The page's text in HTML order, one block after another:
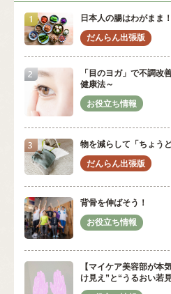
日本人の腸はわがまま
「目のヨガ」で不調改
健康法～
物を減らして「ちょう
背骨を伸ばそう！
【マイケア美容部が本
け見え”と“うるおい若